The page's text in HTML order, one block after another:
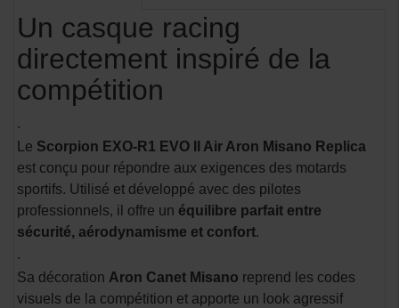
Un casque racing
directement inspiré de la
compétition
.
Le Scorpion EXO-R1 EVO II Air Aron Misano Replica
est conçu pour répondre aux exigences des motards
sportifs. Utilisé et développé avec des pilotes
professionnels, il offre un équilibre parfait entre
sécurité, aérodynamisme et confort.
.
Sa décoration Aron Canet Misano reprend les codes
visuels de la compétition et apporte un look agressif